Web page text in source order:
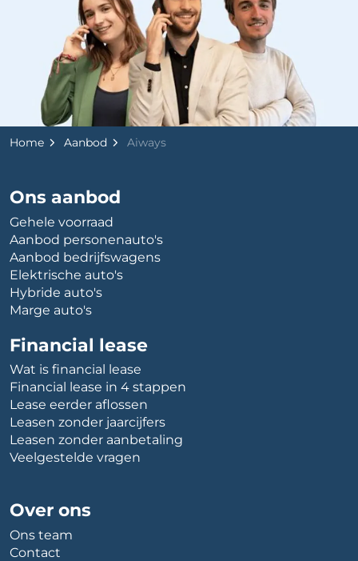
Home Aanbod Aiways
Ons aanbod
Gehele voorraad
Aanbod personenauto's
Aanbod bedrijfswagens
Elektrische auto's
Hybride auto's
Marge auto's
Financial lease
Wat is financial lease
Financial lease in 4 stappen
Lease eerder aflossen
Leasen zonder jaarcijfers
Leasen zonder aanbetaling
Veelgestelde vragen
Over ons
Ons team
Contact